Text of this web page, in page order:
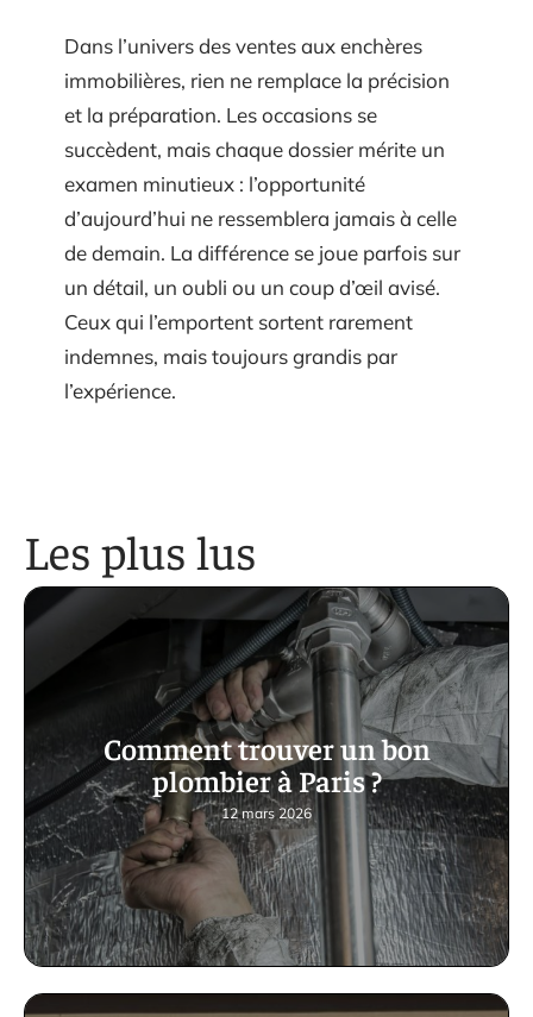
Dans l’univers des ventes aux enchères
immobilières, rien ne remplace la précision
et la préparation. Les occasions se
succèdent, mais chaque dossier mérite un
examen minutieux : l’opportunité
d’aujourd’hui ne ressemblera jamais à celle
de demain. La différence se joue parfois sur
un détail, un oubli ou un coup d’œil avisé.
Ceux qui l’emportent sortent rarement
indemnes, mais toujours grandis par
l’expérience.
Les plus lus
Comment trouver un bon
plombier à Paris ?
12 mars 2026